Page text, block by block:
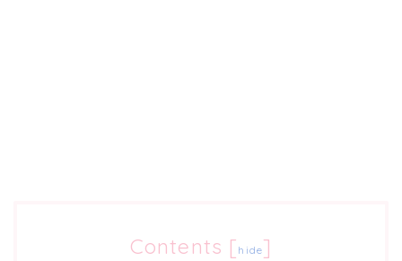
Contents [ hide]